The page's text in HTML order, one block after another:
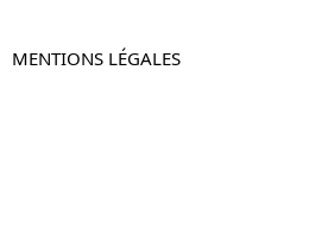
MENTIONS LÉGALES